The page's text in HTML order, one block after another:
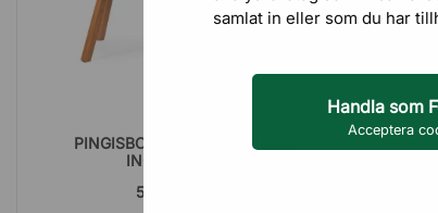
samlat in eller som du har
Handla som
Acceptera
PINGISBORD YOU & ME - FÖR
INOMHUSBRUK
50 805,00 kr